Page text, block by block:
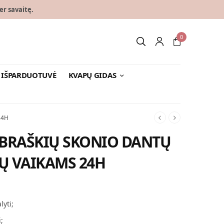
savaitę.
0
IŠPARDUOTUVĖ
KVAPŲ GIDAS
SKONIO DANTŲ
VAIKAMS 24H